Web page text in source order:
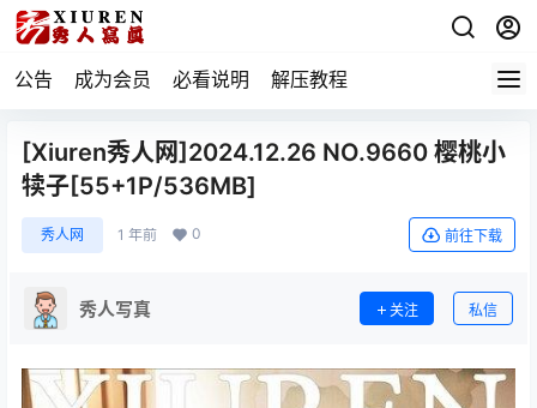
公告 成为会员 必看说明 解压教程
[Xiuren秀人网]2024.12.26 NO.9660 樱桃小
犊子[55+1P/536MB]
秀人网 1 年前 0 前往下载
秀人写真 关注 私信